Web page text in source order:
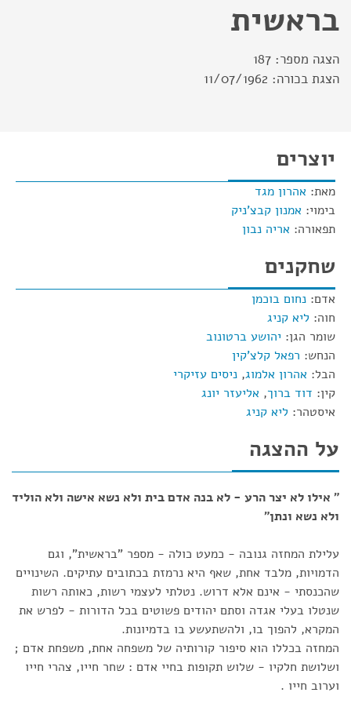
בראשית
הצגה מספר: 187
הצגת בכורה: 11/07/1962
יוצרים
מאת: אהרון מגד
בימוי: אמנון קבצ'ניק
תפאורה: אריה נבון
שחקנים
אדם: נחום בוכמן
חוה: ליא קניג
שומר הגן: יהושע ברטונוב
הנחש: רפאל קלצ'קין
הבל: אהרון אלמוג, ניסים עזיקרי
קין: דוד ברוך, אליעזר יונג
איסטהר: ליא קניג
על ההצגה
" אילו לא יצר הרע - לא בנה אדם בית ולא נשא אישה ולא הוליד
ולא נשא ונתן"
עלילת המחזה גנובה - כמעט כולה - מספר "בראשית", וגם
הדמויות, מלבד אחת, שאף היא נרמזת בכתובים עתיקים. השינויים
שהכנסתי - אינם אלא דרוש. נטלתי לעצמי רשות, כאותה רשות
שנטלו בעלי אגדה וסתם יהודים פשוטים בכל הדורות - לפרש את
המקרא, להפוך בו, ולהשתעשע בו בדמיונות.
המחזה בכללו הוא סיפור קורותיה של משפחה אחת, משפחת אדם ;
ושלושת חלקיו - שלוש תקופות בחיי אדם : שחר חייו, צהרי חייו
וערוב חייו .